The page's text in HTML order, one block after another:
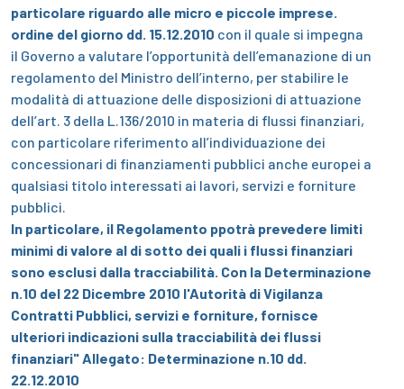
particolare riguardo alle micro e piccole imprese.
ordine del giorno dd. 15.12.2010 con il quale si impegna
il Governo a valutare l’opportunità dell’emanazione di un
regolamento del Ministro dell’interno, per stabilire le
modalità di attuazione delle disposizioni di attuazione
dell’art. 3 della L.136/2010 in materia di flussi finanziari,
con particolare riferimento all’individuazione dei
concessionari di finanziamenti pubblici anche europei a
qualsiasi titolo interessati ai lavori, servizi e forniture
pubblici.
In particolare, il Regolamento ppotrà prevedere limiti
minimi di valore al di sotto dei quali i flussi finanziari
sono esclusi dalla tracciabilità. Con la Determinazione
n.10 del 22 Dicembre 2010 l'Autorità di Vigilanza
Contratti Pubblici, servizi e forniture, fornisce
ulteriori indicazioni sulla tracciabilità dei flussi
finanziari"Allegato: Determinazione n.10 dd.
22.12.2010